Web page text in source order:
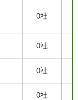
0社
0社
0社
0社